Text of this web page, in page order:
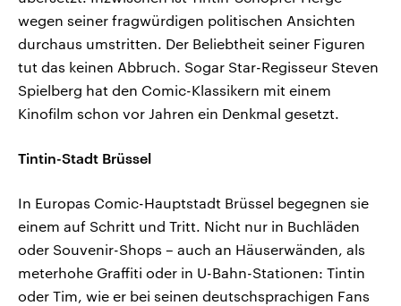
wegen seiner fragwürdigen politischen Ansichten
durchaus umstritten. Der Beliebtheit seiner Figuren
tut das keinen Abbruch. Sogar Star-Regisseur Steven
Spielberg hat den Comic-Klassikern mit einem
Kinofilm schon vor Jahren ein Denkmal gesetzt.
Tintin-Stadt Brüssel
In Europas Comic-Hauptstadt Brüssel begegnen sie
einem auf Schritt und Tritt. Nicht nur in Buchläden
oder Souvenir-Shops – auch an Häuserwänden, als
meterhohe Graffiti oder in U-Bahn-Stationen: Tintin
oder Tim, wie er bei seinen deutschsprachigen Fans